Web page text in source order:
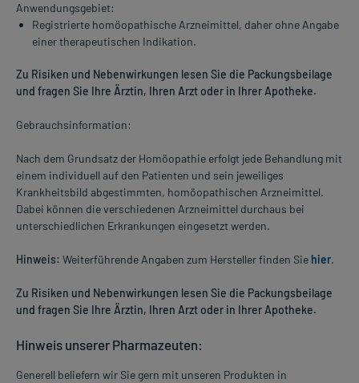
Anwendungsgebiet:
Registrierte homöopathische Arzneimittel, daher ohne Angabe
einer therapeutischen Indikation.
Zu Risiken und Nebenwirkungen lesen Sie die Packungsbeilage
und fragen Sie Ihre Ärztin, Ihren Arzt oder in Ihrer Apotheke.
Gebrauchsinformation:
Nach dem Grundsatz der Homöopathie erfolgt jede Behandlung mit
einem individuell auf den Patienten und sein jeweiliges
Krankheitsbild abgestimmten, homöopathischen Arzneimittel.
Dabei können die verschiedenen Arzneimittel durchaus bei
unterschiedlichen Erkrankungen eingesetzt werden.
Hinweis: Weiterführende Angaben zum Hersteller finden Sie hier.
Zu Risiken und Nebenwirkungen lesen Sie die Packungsbeilage
und fragen Sie Ihre Ärztin, Ihren Arzt oder in Ihrer Apotheke.
Hinweis unserer Pharmazeuten:
Generell beliefern wir Sie gern mit unseren Produkten in